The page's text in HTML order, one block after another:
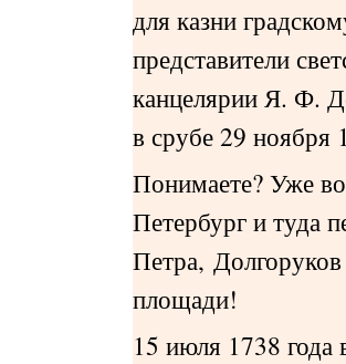
для казни
представители
канцелярии Я. Ф.
в срубе 29 ноября
Понимаете? Уже
Петербург и туда
Петра,
площади!
15 июля 1738 года